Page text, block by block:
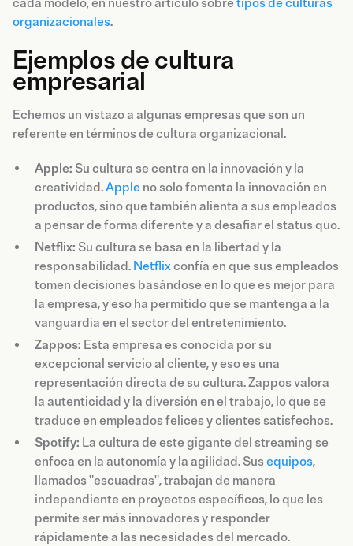
organizacionales.
Ejemplos de cultura
empresarial
Echemos un vistazo a algunas empresas que son un
referente en términos de cultura organizacional.
Apple: Su cultura se centra en la innovación y la
creatividad.Apple no solo fomenta la innovación en
productos, sino que también alienta a sus empleados
a pensar de forma diferente y a desafiar el status quo.
Netflix: Su cultura se basa en la libertad y la
responsabilidad. Netflixconfía en que sus empleados
tomen decisiones basándose en lo que es mejor para
la empresa, y eso ha permitido que se mantenga a la
vanguardia en el sector del entretenimiento.
Zappos: Esta empresa es conocida por su
excepcional servicio al cliente, y eso es una
representación directa de su cultura. Zappos valora
la autenticidad y la diversión en el trabajo, lo que se
traduce en empleados felices y clientes satisfechos.
Spotify: La cultura de este gigante del streaming se
enfoca en la autonomía y la agilidad. Sus equipos,
llamados "escuadras", trabajan de manera
independiente en proyectos específicos, lo que les
permite ser más innovadores y responder
rápidamente a las necesidades del mercado.